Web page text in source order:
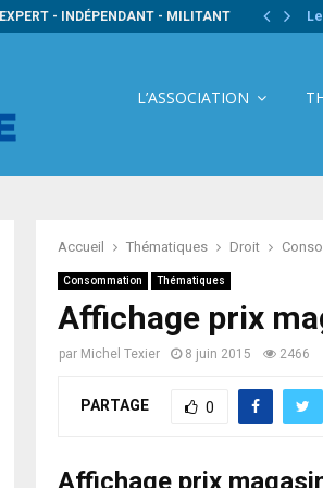
EXPERT - INDÉPENDANT - MILITANT
L’ASSOCIATION
Accueil Thématiques Droit
Consommation Thématiques
Affichage prix
par Michel Texier 8 juin 2015 2466
PARTAGE 0
Affichage prix